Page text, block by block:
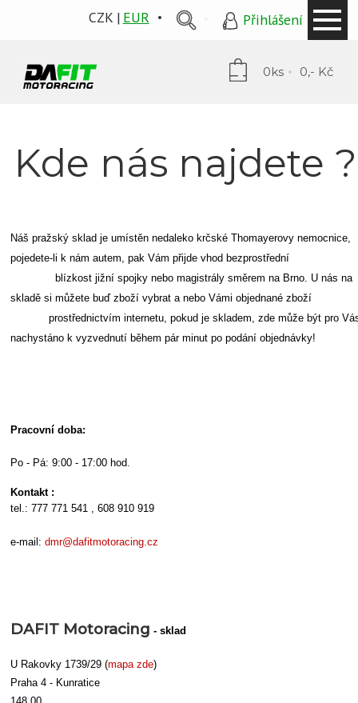
CZK EUR Přihlášení
0ks 0,- Kč
Kde nás najdete ?
Náš pražský sklad je umístěn nedaleko krčské Thomayerovy nemocnice,
pojedete-li k nám autem, pak Vám přijde vhod bezprostřední
blízkost jižní spojky nebo magistrály směrem na Brno. U nás na
skladě si můžete buď zboží vybrat a nebo Vámi objednané
prostřednictvím internetu, pokud je skladem, zde může být pro
nachystáno k vyzvednutí během pár minut po podání objednávky!
Pracovní doba:
Po - Pá: 9:00 - 17:00 hod.
Kontakt :
tel.: 777 771 541 , 608 910 919
e-mail:dmr@dafitmotoracing.cz
DAFIT Motoracing - sklad
U Rakovky 1739/29 (mapa zde)
Praha 4 - Kunratice